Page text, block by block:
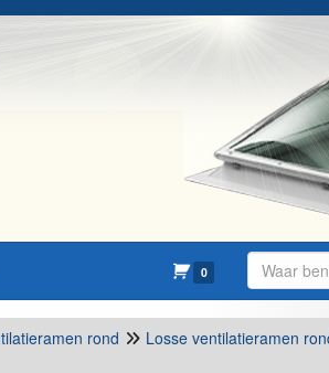
0
rond
Losse ventilatieramen